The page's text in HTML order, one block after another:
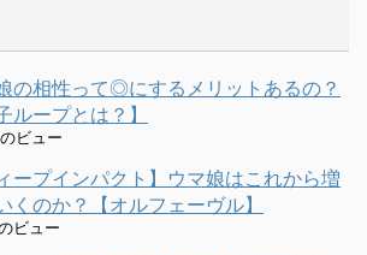
の相性って◎にするメリットあるの？
ループとは？】
ビュー
ィープインパクト】ウマ娘はこれから増
くのか？【オルフェーヴル】
ビュー